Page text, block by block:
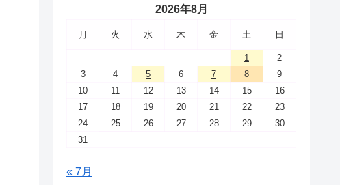
2026年8月
月 火 水 木 金 土 日
1
2
3
4 5 6 7 8
9
10
11 12 13 14 15
16
17
18 19 20 21 22
23
24
25 26 27 28 29
30
31
« 7月